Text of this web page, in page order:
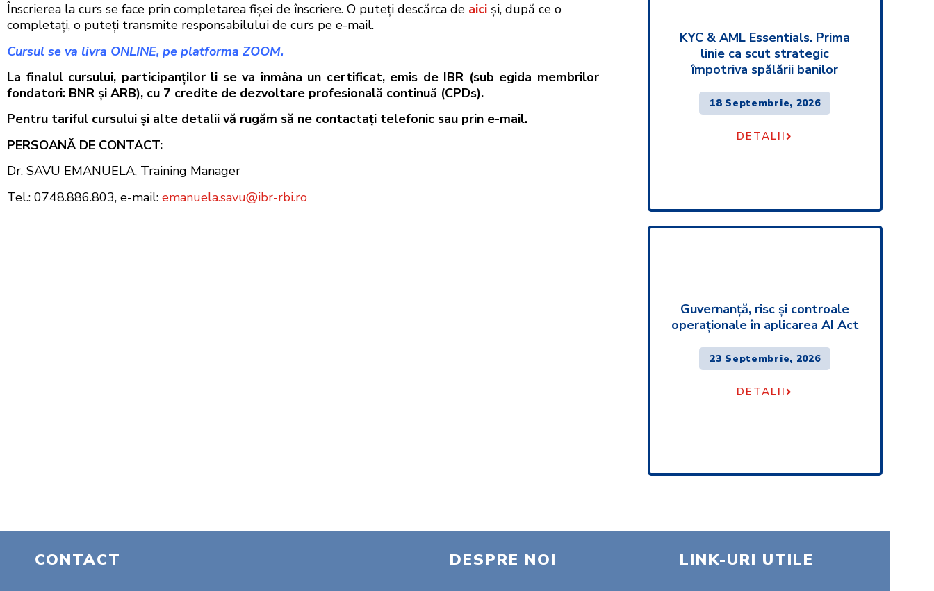
Înscrierea la curs se face prin completarea fişei de înscriere. O puteţi descărca de aici şi, după ce o
completaţi, o puteţi transmite responsabilului de curs pe e-mail.
Cursul se va livra ONLINE, pe platforma ZOOM.
La finalul cursului, participanţilor li se va înmâna un certificat, emis de IBR (sub egida membrilor
fondatori: BNR şi ARB), cu 7 credite de dezvoltare profesională continuă (CPDs).
Pentru tariful cursului şi alte detalii vă rugăm să ne contactaţi telefonic sau prin e-mail.
PERSOANĂ DE CONTACT:
Dr. SAVU EMANUELA, Training Manager
Tel.: 0748.886.803, e-mail: emanuela.savu@ibr-rbi.ro
KYC & AML Essentials. Prima
linie ca scut strategic
împotriva spălării banilor
18 Septembrie, 2026
DETALII
Guvernanță, risc și controale
operaționale în aplicarea AI Act
23 Septembrie, 2026
DETALII
CONTACT DESPRE NOI LINK-URI UTILE